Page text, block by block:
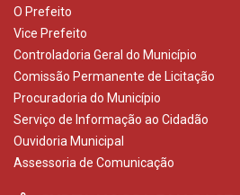
O Prefeito
Vice Prefeito
Controladoria Geral do Município
Comissão Permanente de Licitação
Procuradoria do Município
Serviço de Informação ao Cidadão
Ouvidoria Municipal
Assessoria de Comunicação